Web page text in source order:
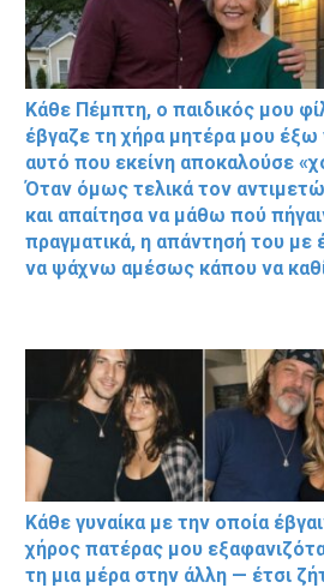
Κάθε Πέμπτη, ο παιδικός μου
έβγαζε τη χήρα μητέρα μου έξω
αυτό που εκείνη αποκαλούσε
Όταν όμως τελικά τον
και απαίτησα να μάθω πού
πραγματικά, η απάντησή του με
να ψάχνω αμέσως κάπου να
Κάθε γυναίκα με την οποία
χήρος πατέρας μου
τη μια μέρα στην άλλη — έτσι